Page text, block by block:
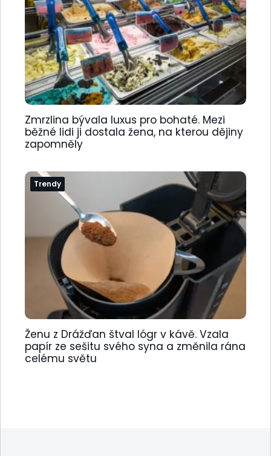
Zmrzlina bývala luxus pro bohaté. Mezi
běžné lidi ji dostala žena, na kterou dějiny
zapomněly
Trendy
Ženu z Drážďan štval lógr v kávě. Vzala
papír ze sešitu svého syna a změnila rána
celému světu